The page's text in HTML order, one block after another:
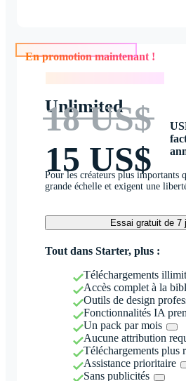
En promotion maintenant !
Unlimited
18 US$
15 US$
Pour les créateurs plus importants
grande échelle et exigent une
Essai gratuit de 7
Tout dans Starter, plus :
Téléchargements
Accès complet à la
Outils de design
Fonctionnalités IA
Un pack par mois
Aucune attribution
Téléchargements plus
Assistance prioritaire
Sans publicités